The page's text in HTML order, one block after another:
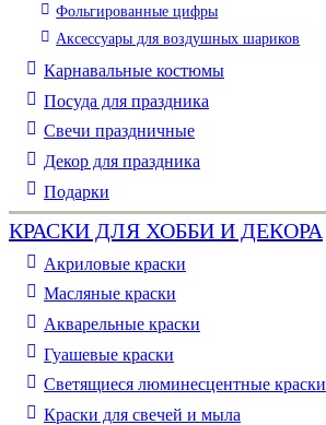
Фольгированные цифры
Аксессуары для воздушных шариков
Карнавальные костюмы
Посуда для праздника
Свечи праздничные
Декор для праздника
Подарки
КРАСКИ ДЛЯ ХОББИ И ДЕКОРА
Акриловые краски
Масляные краски
Акварельные краски
Гуашевые краски
Светящиеся люминесцентные краски
Краски для свечей и мыла